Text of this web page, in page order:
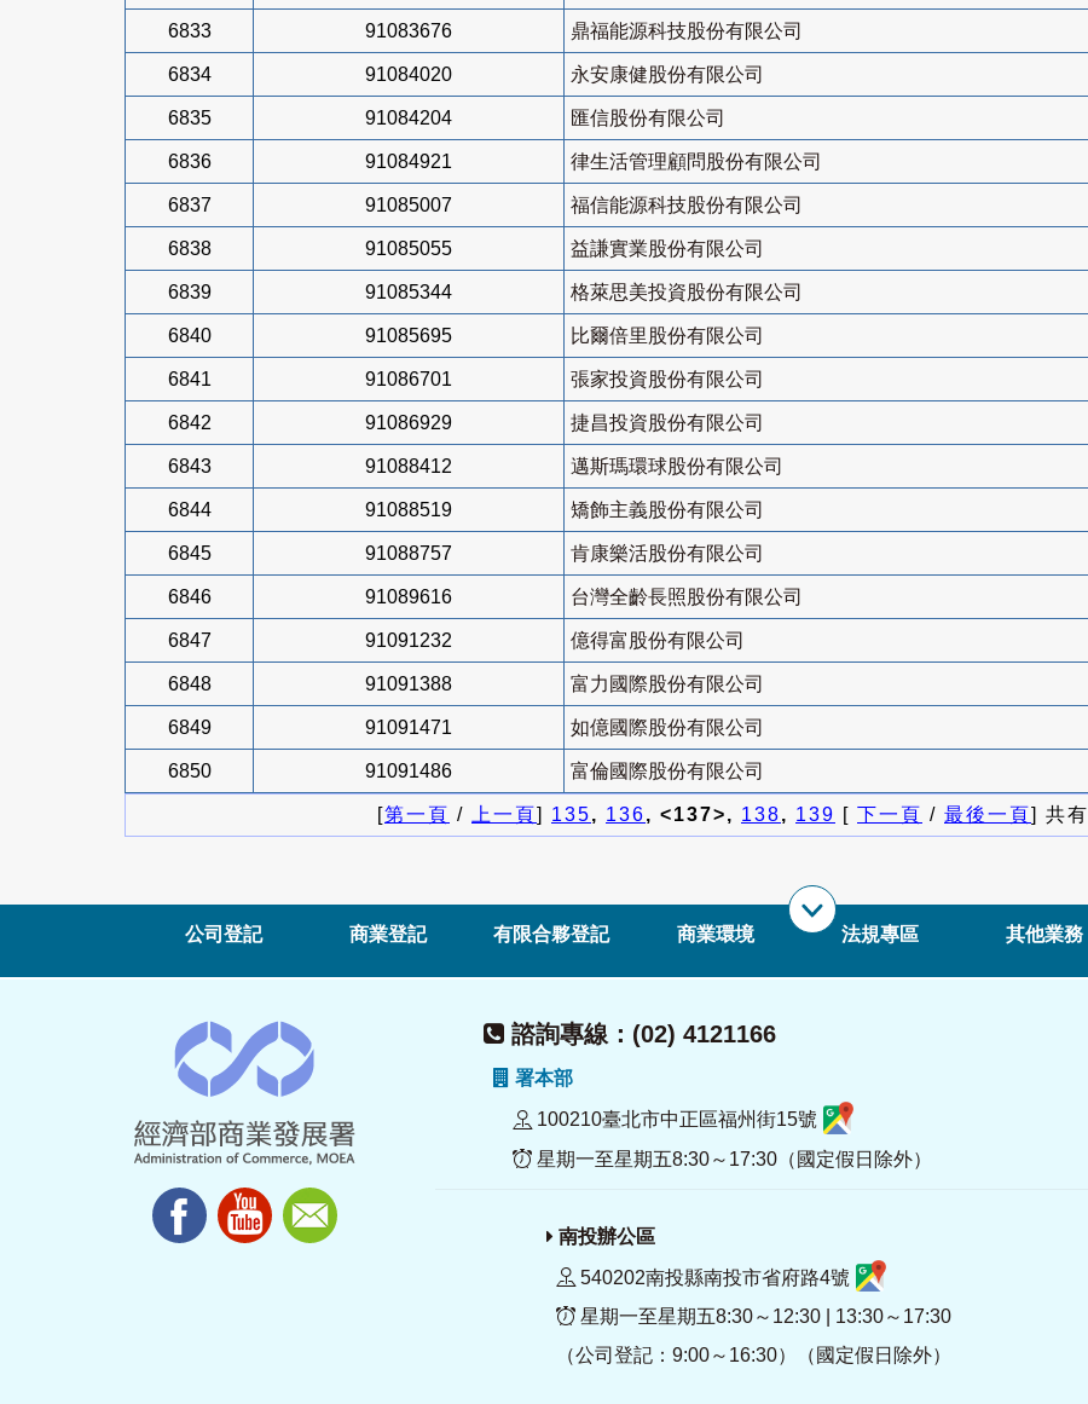
6833 91083676 鼎福能源科技股份有限公司
6834 91084020 永安康健股份有限公司
6835 91084204 匯信股份有限公司
6836 91084921 律生活管理顧問股份有限公司
6837 91085007 福信能源科技股份有限公司
6838 91085055 益謙實業股份有限公司
6839 91085344 格萊思美投資股份有限公司
6840 91085695 比爾倍里股份有限公司
6841 91086701 張家投資股份有限公司
6842 91086929 捷昌投資股份有限公司
6843 91088412 邁斯瑪環球股份有限公司
6844 91088519 矯飾主義股份有限公司
6845 91088757 肯康樂活股份有限公司
6846 91089616 台灣全齡長照股份有限公司
6847 91091232 億得富股份有限公司
6848 91091388 富力國際股份有限公司
6849 91091471 如億國際股份有限公司
6850 91091486 富倫國際股份有限公司
[第一頁 / 上一頁] 135, 136, <137>, 138, 139 [ 下一頁 / 最後一頁] 共有
公司登記 商業登記 有限合夥登記 商業環境 法規專區 其他業務
諮詢專線：(02) 4121166
署本部
100210臺北市中正區福州街15號
星期一至星期五8:30～17:30（國定假日除外）
南投辦公區
540202南投縣南投市省府路4號
星期一至星期五8:30～12:30 | 13:30～17:30
（公司登記：9:00～16:30）（國定假日除外）